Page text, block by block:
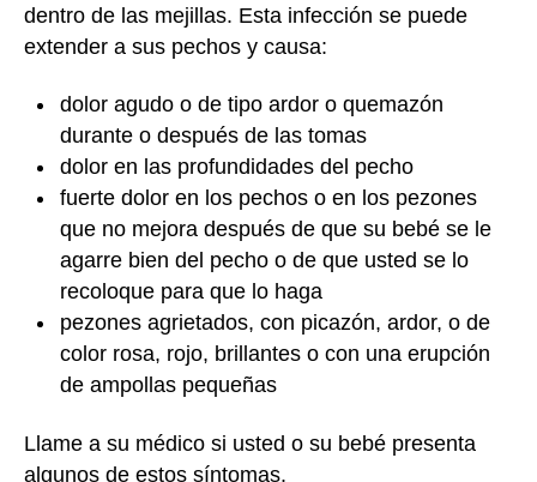
dentro de las mejillas. Esta infección se puede
extender a sus pechos y causa:
dolor agudo o de tipo ardor o quemazón
durante o después de las tomas
dolor en las profundidades del pecho
fuerte dolor en los pechos o en los pezones
que no mejora después de que su bebé se le
agarre bien del pecho o de que usted se lo
recoloque para que lo haga
pezones agrietados, con picazón, ardor, o de
color rosa, rojo, brillantes o con una erupción
de ampollas pequeñas
Llame a su médico si usted o su bebé presenta
algunos de estos síntomas.